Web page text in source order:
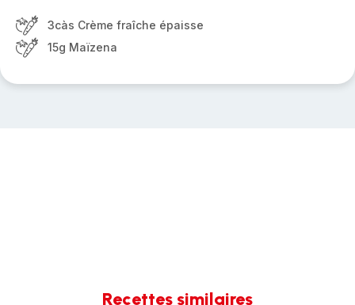
3càs Crème fraîche épaisse
15g Maïzena
Recettes similaires